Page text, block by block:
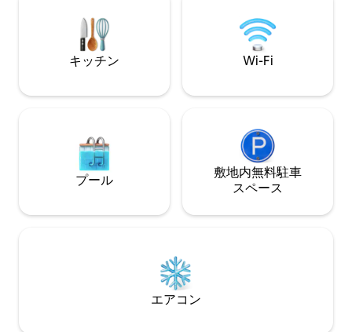
は高速の木材ストーブがあり、コテージ
には温水が流れています。キッチンに
は、オーブン、IHコンロ、食洗機などが
備わっています。冷房機能付き空気源熱
加料金で手漕ぎボ
ます
キッチン Wi-Fi
プール
敷地内無料駐⁠車
ス⁠ペ⁠ー⁠ス
エアコン